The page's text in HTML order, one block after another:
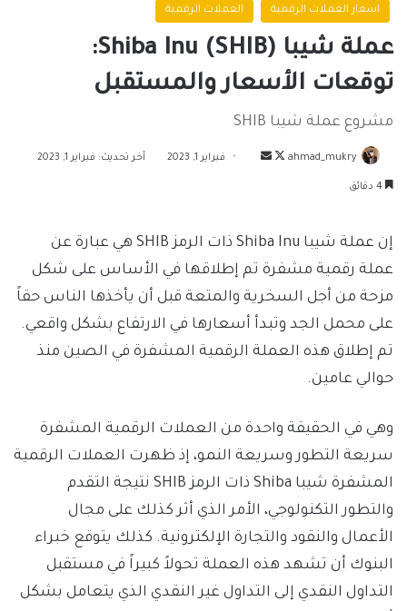
اسعار العملات الرقمية العملات الرقمية
عملة شيبا Shiba Inu (SHIB):
توقعات الأسعار والمستقبل
مشروع عملة شيبا SHIB
ahmad_mukry
تابعأرسل
فبراير 1, 2023 آخر تحديث: فبراير 1, 2023
إن عملة شيبا Shiba Inu ذات الرمز SHIB هي عبارة عن
عملة رقمية مشفرة تم إطلاقها في الأساس على شكل
مزحة من أجل السخرية والمتعة قبل أن يأخذها الناس حقاً
على محمل الجد وتبدأ أسعارها في الارتفاع بشكل واقعي.
تم إطلاق هذه العملة الرقمية المشفرة في الصين منذ
حوالي عامين.
وهي في الحقيقة واحدة من العملات الرقمية المشفرة
سريعة التطور وسريعة النمو، إذ ظهرت العملات الرقمية
المشفرة شيبا Shiba ذات الرمز SHIB نتيجة التقدم
والتطور التكنولوجي، الأمر الذي أثر كذلك على مجال
الأعمال والنقود والتجارة الإلكترونية. كذلك يتوقع خبراء
البنوك أن تشهد هذه العملة تحولاً كبيراً في مستقبل
التداول النقدي إلى التداول غير النقدي الذي يتعامل بشكل